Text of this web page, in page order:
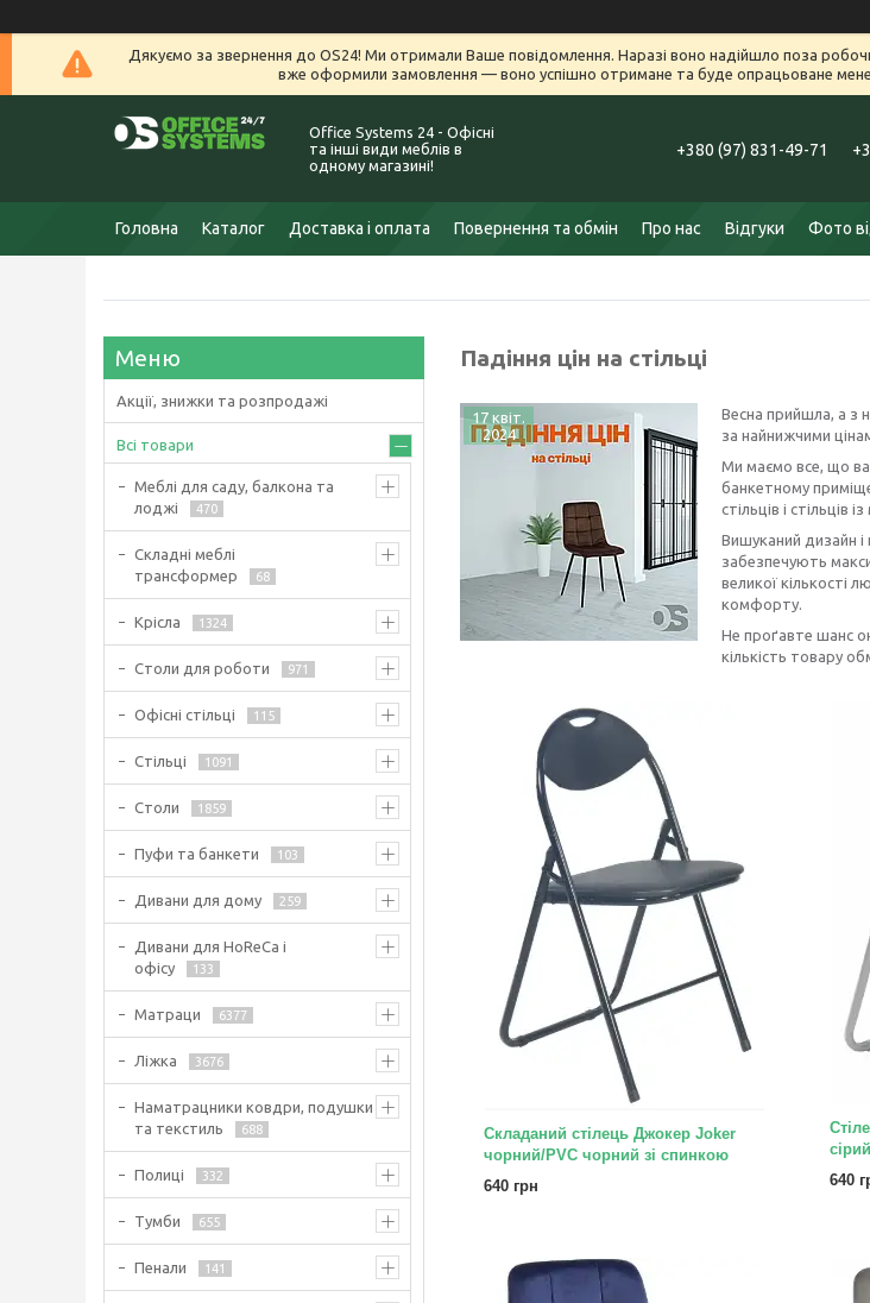
Дякуємо за звернення до OS24! Ми отримали Ваше повідомлення. Наразі воно надійшло поза
вже оформили замовлення — воно успішно отримане та буде опрацьоване
Office Systems 24 - Офісні
та інші види меблів в
одному магазині!
+380 (97) 831-49-71
Головна Каталог Доставка і оплата Повернення та обмін Про нас Відгуки Фото
Падіння цін на стільці
17 квіт.
2024
Весна прийшла, а з
за найнижчими
Ми маємо все, що
банкетному
стільців і
Вишуканий дизайн і
забезпечують
великої кількості
комфорту.
Не проґавте шанс
кількість товару
Складаний стілець Джокер Joker
чорний/PVC чорний зі спинкою
640 грн
сірий
640
Акції, знижки та розпродажі
Всі товари
Меблі для саду, балкона та
лоджі
470
Складні меблі
трансформер
68
Крісла 1324
Столи для роботи 971
Офісні стільці 115
Стільці 1091
Столи 1859
Пуфи та банкети 103
Дивани для дому 259
Дивани для HoReCa і
офісу
133
Матраци 6377
Ліжка 3676
Наматрацники ковдри, подушки
та текстиль
688
Полиці 332
Тумби 655
Пенали 141